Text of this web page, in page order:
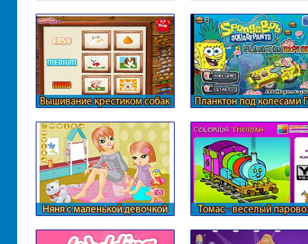
Вышивание крестиком собак
Планктон под колесами
Няня с маленькой девочкой Томас - веселый